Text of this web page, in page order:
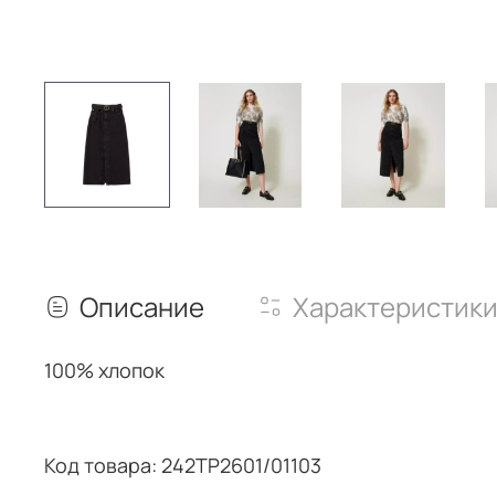
Описание Характеристики
100% хлопок
Код товара: 242TP2601/01103